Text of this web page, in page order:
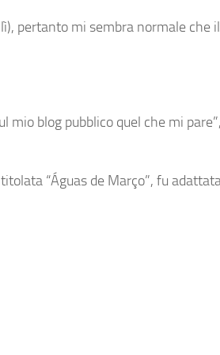
pertanto mi sembra normale
blog pubblico quel che mi
“Águas de Março”, fu